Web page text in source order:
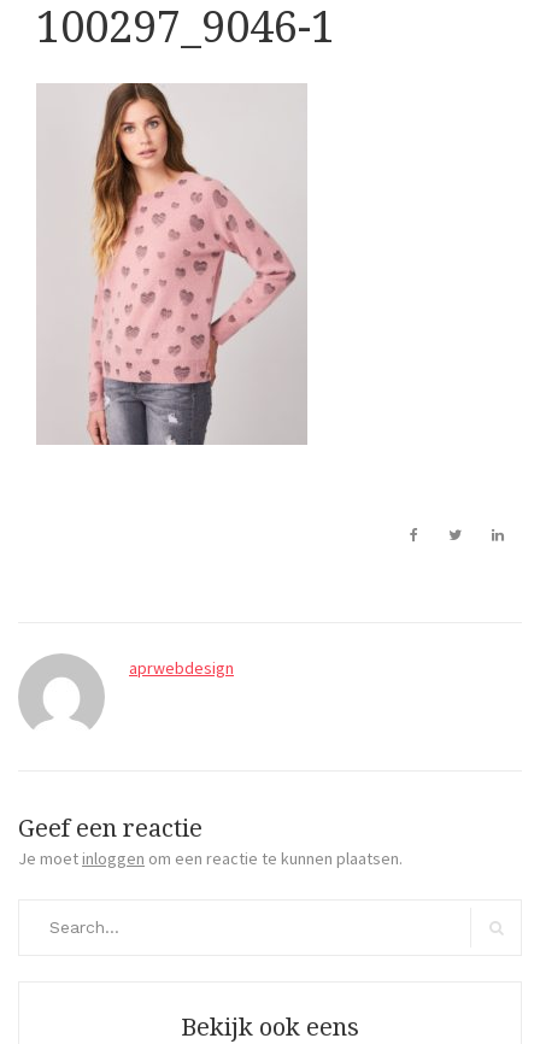
100297_9046-1
aprwebdesign
Geef een reactie
Je moet inloggen om een reactie te kunnen plaatsen.
Bekijk ook eens